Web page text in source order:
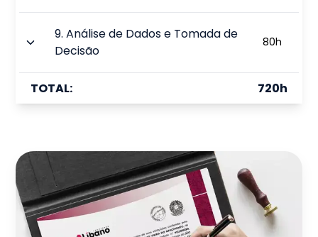
9.Análise de Dados e Tomada de
Decisão
80h
TOTAL: 720h